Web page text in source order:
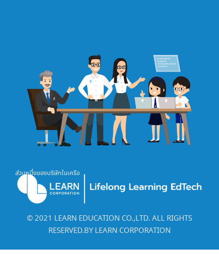
ส่วนหนึ่งของบริษัทในเครือ
©️ 2021 LEARN EDUCATION CO.,LTD. ALL RIGHTS
RESERVED.BY LEARN CORPORATION